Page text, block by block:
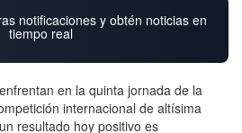
notificaciones y obtén noticias en
tiempo real
en la quinta jornada de la
internacional de altísima
resultado hoy positivo es